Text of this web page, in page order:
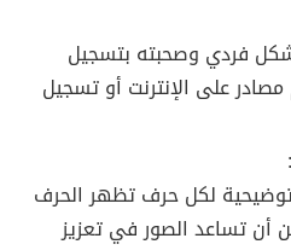
فردي وصحبته بتسجيل
على الإنترنت أو تسجيل
لكل حرف تظهر الحرف
أن تساعد الصور في تعزيز